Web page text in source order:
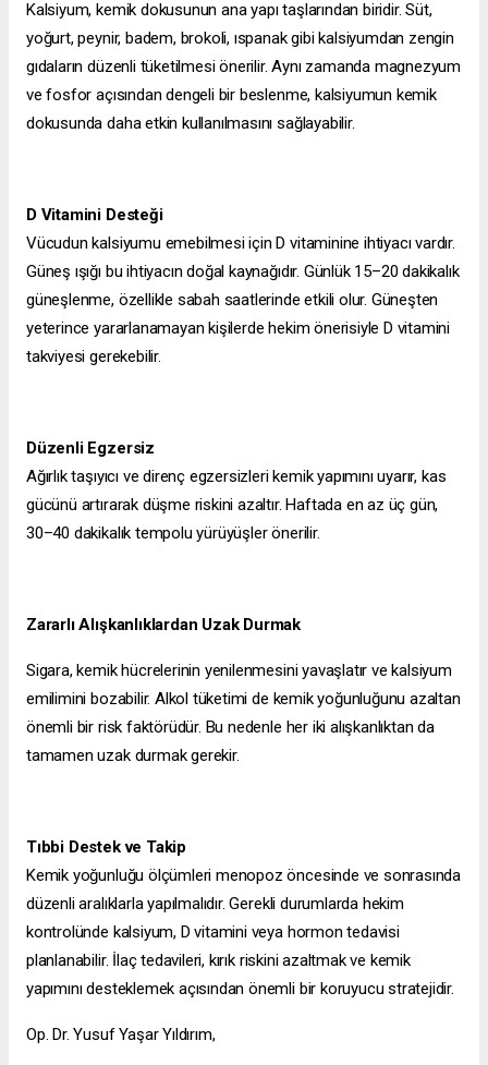
Kalsiyum, kemik dokusunun ana yapı taşlarından biridir. Süt,
yoğurt, peynir, badem, brokoli, ıspanak gibi kalsiyumdan zengin
gıdaların düzenli tüketilmesi önerilir. Aynı zamanda magnezyum
ve fosfor açısından dengeli bir beslenme, kalsiyumun kemik
dokusunda daha etkin kullanılmasını sağlayabilir.
D Vitamini Desteği
Vücudun kalsiyumu emebilmesi için D vitaminine ihtiyacı vardır.
Güneş ışığı bu ihtiyacın doğal kaynağıdır. Günlük 15–20 dakikalık
güneşlenme, özellikle sabah saatlerinde etkili olur. Güneşten
yeterince yararlanamayan kişilerde hekim önerisiyle D vitamini
takviyesi gerekebilir.
Düzenli Egzersiz
Ağırlık taşıyıcı ve direnç egzersizleri kemik yapımını uyarır, kas
gücünü artırarak düşme riskini azaltır. Haftada en az üç gün,
30–40 dakikalık tempolu yürüyüşler önerilir.
Zararlı Alışkanlıklardan Uzak Durmak
Sigara, kemik hücrelerinin yenilenmesini yavaşlatır ve kalsiyum
emilimini bozabilir. Alkol tüketimi de kemik yoğunluğunu azaltan
önemli bir risk faktörüdür. Bu nedenle her iki alışkanlıktan da
tamamen uzak durmak gerekir.
Tıbbi Destek ve Takip
Kemik yoğunluğu ölçümleri menopoz öncesinde ve sonrasında
düzenli aralıklarla yapılmalıdır. Gerekli durumlarda hekim
kontrolünde kalsiyum, D vitamini veya hormon tedavisi
planlanabilir. İlaç tedavileri, kırık riskini azaltmak ve kemik
yapımını desteklemek açısından önemli bir koruyucu stratejidir.
Op. Dr. Yusuf Yaşar Yıldırım,